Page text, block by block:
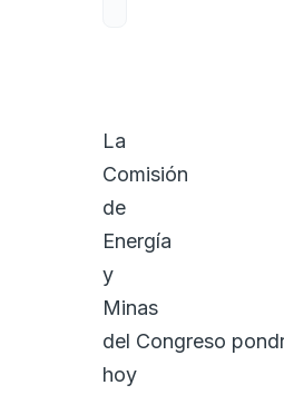
La
Comisión
de
Energía
y
Minas
del Congreso
hoy